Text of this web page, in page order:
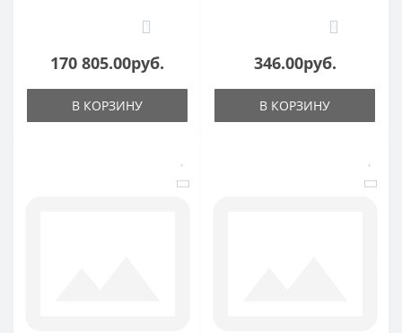
1
170 805.00руб.
В КОРЗИНУ
0
346.00руб.
В КОРЗИНУ